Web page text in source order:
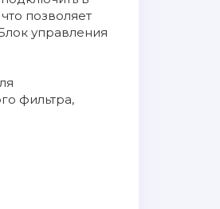
позволяет
управления
фильтра,